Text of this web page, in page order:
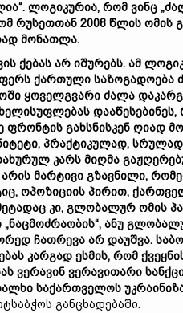
ლოგიკურია, რომ ვინც
რუსეთთან 2008 წლის ომის
მონათლა.
ქებას არ იშურებს. ამ
ქართული საზოგადოება
ყოველგვარი ძალა
გახსნისკენ ღიად
პრაქტიკულად,
კარს მიღმა
არის მარტივი გზავნილი,
ოპოზიციის პირით,
კი, გლობალურ ომის
ანუ
ჩათრევა არ დაუშვა.
კარგად ესმის, რომ
ვერავინ ვერავითარი
საქართველოს
განცხადებაში.